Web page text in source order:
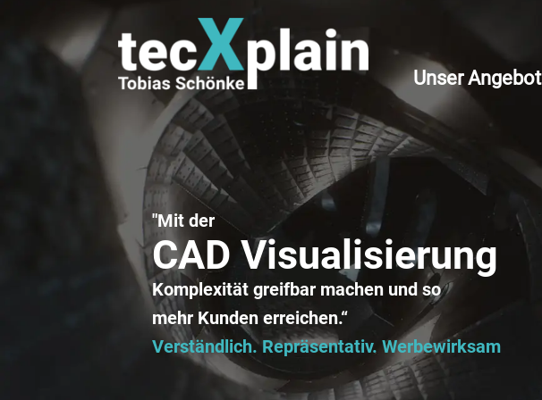
Unser Angebot
"Mit der
CAD Visualisierung
Komplexität greifbar machen und so
mehr Kunden erreichen.“
Verständlich. Repräsentativ. Werbewirksam